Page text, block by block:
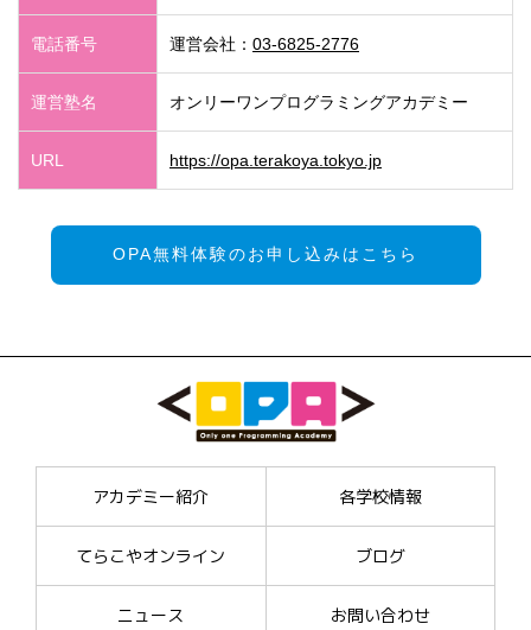
電話番号 運営会社： 03-6825-2776
運営塾名 オンリーワンプログラミングアカデミー
URL https://opa.terakoya.tokyo.jp
OPA無料体験のお申し込みはこちら
アカデミー紹介 各学校情報
てらこやオンライン ブログ
ニュース お問い合わせ